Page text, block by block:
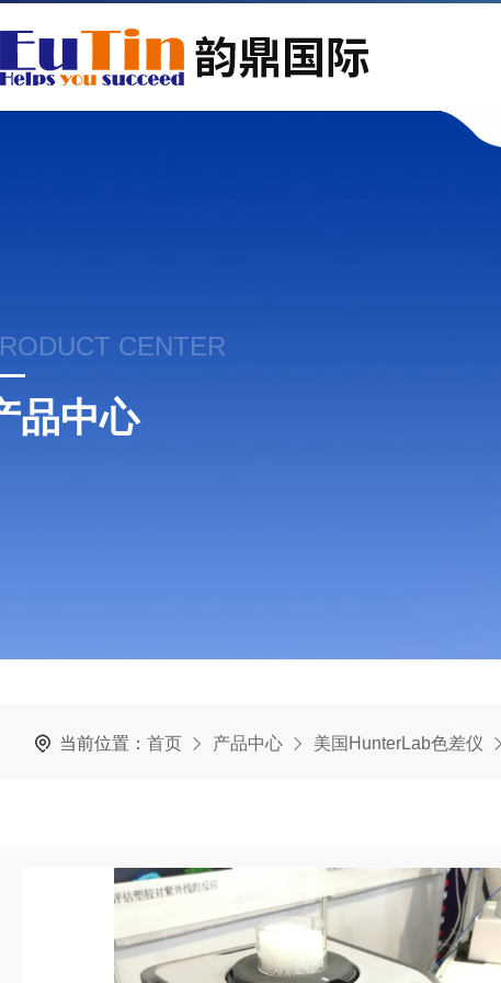
CENTER
品中心
当前位置： 首页 产品中心 美国HunterLab色差仪